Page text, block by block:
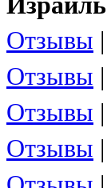
Отзывы |
Отзывы |
Отзывы |
Отзывы |